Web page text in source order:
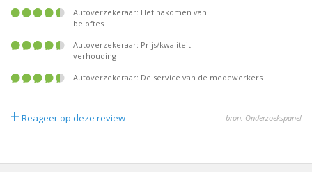
Autoverzekeraar: Het nakomen van
beloftes
Autoverzekeraar: Prijs/kwaliteit
verhouding
Autoverzekeraar: De service van de medewerkers
+ Reageer op deze review bron: Onderzoekspanel